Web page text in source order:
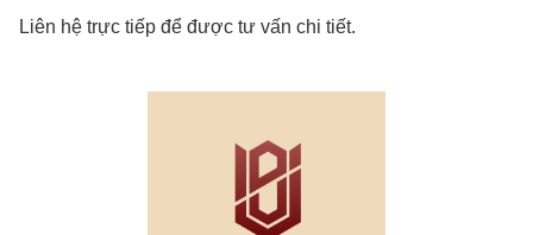
Liên hệ trực tiếp để được tư vấn chi tiết.